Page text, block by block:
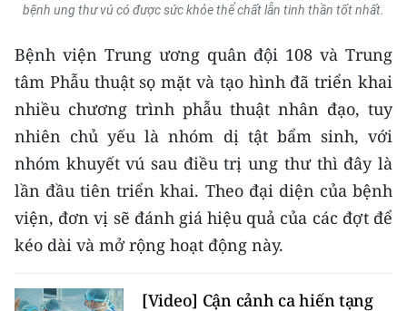
bệnh ung thư vú có được sức khỏe thể chất lẫn tinh thần tốt nhất.
Bệnh viện Trung ương quân đội 108 và Trung
tâm Phẫu thuật sọ mặt và tạo hình đã triển khai
nhiều chương trình phẫu thuật nhân đạo, tuy
nhiên chủ yếu là nhóm dị tật bẩm sinh, với
nhóm khuyết vú sau điều trị ung thư thì đây là
lần đầu tiên triển khai. Theo đại diện của bệnh
viện, đơn vị sẽ đánh giá hiệu quả của các đợt để
kéo dài và mở rộng hoạt động này.
[Video] Cận cảnh ca hiến tạng